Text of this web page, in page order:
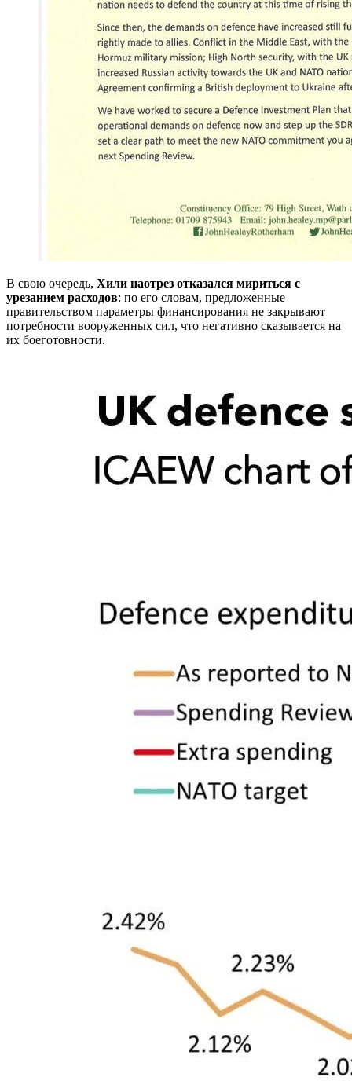
В свою очередь, Хили наотрез отказался мириться с
урезанием расходов: по его словам, предложенные
правительством параметры финансирования не закрывают
потребности вооруженных сил, что негативно сказывается на
их боеготовности.